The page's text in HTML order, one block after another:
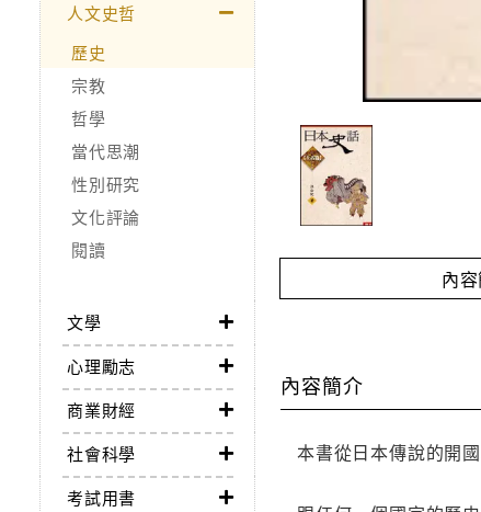
人文史哲
歷史
宗教
哲學
當代思潮
性別研究
文化評論
閱讀
文學
心理勵志
商業財經
社會科學
考試用書
內
內容簡介
本書從日本傳說的開